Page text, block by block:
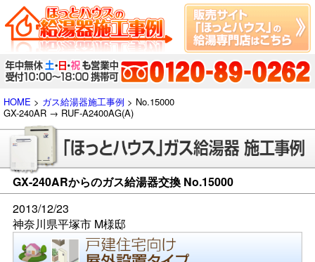
HOME > ガス給湯器施工事例 > No.15000
GX-240AR → RUF-A2400AG(A)
GX-240ARからのガス給湯器交換 No.15000
2013/12/23
神奈川県平塚市 M様邸